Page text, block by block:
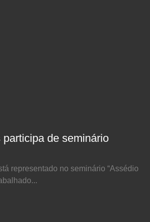
de seminário
representado no seminário “Assédio